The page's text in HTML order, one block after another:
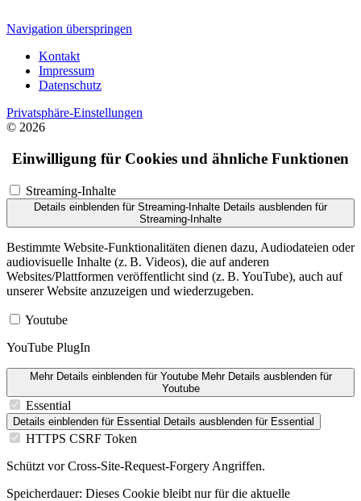
Navigation überspringen
Kontakt
Impressum
Datenschutz
Privatsphäre-Einstellungen
© 2026
Einwilligung für Cookies und ähnliche Funktionen
Streaming-Inhalte
Details einblenden für Streaming-Inhalte Details ausblenden für
Streaming-Inhalte
Bestimmte Website-Funktionalitäten dienen dazu, Audiodateien oder
audiovisuelle Inhalte (z. B. Videos), die auf anderen
Websites/Plattformen veröffentlicht sind (z. B. YouTube), auch auf
unserer Website anzuzeigen und wiederzugeben.
Youtube
YouTube PlugIn
Mehr Details einblendenfür Youtube Mehr Details ausblendenfür
Youtube
Essential
Details einblenden für Essential Details ausblenden für Essential
HTTPS CSRF Token
Schützt vor Cross-Site-Request-Forgery Angriffen.
Speicherdauer: Dieses Cookie bleibt nur für die aktuelle